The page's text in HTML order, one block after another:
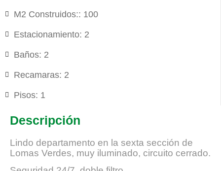
M2 Construidos:: 100
Estacionamiento: 2
Baños: 2
Recamaras: 2
Pisos: 1
Descripción
Lindo departamento en la sexta sección de
Lomas Verdes, muy iluminado, circuito cerrado.